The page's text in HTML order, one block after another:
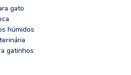
gato
húmidos
gatinhos